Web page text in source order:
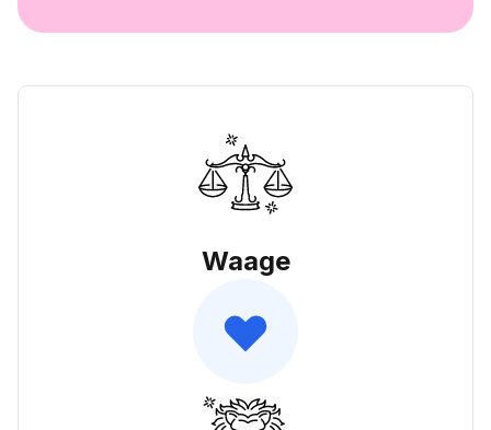
Waage